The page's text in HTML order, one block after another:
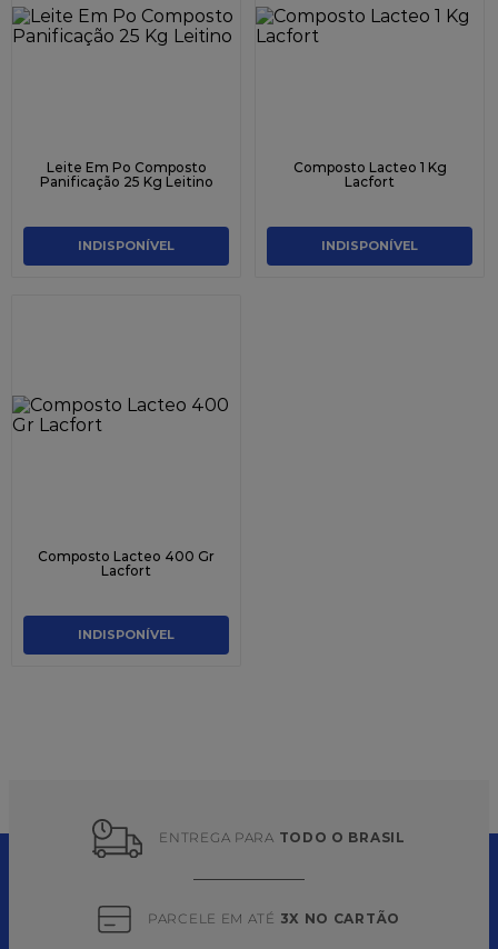
Leite Em Po Composto
Panificação 25 Kg Leitino
INDISPONÍVEL
Composto Lacteo 1 Kg
Lacfort
INDISPONÍVEL
Composto Lacteo 400 Gr
Lacfort
INDISPONÍVEL
ENTREGA PARA TODO O BRASIL
PARCELE EM ATÉ 3X NO CARTÃO